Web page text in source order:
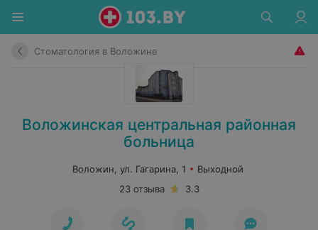
Стоматология в Воложине
Воложинская центральная районная
больница
Воложин, ул. Гагарина, 1
Выходной
23 отзыва
3.3